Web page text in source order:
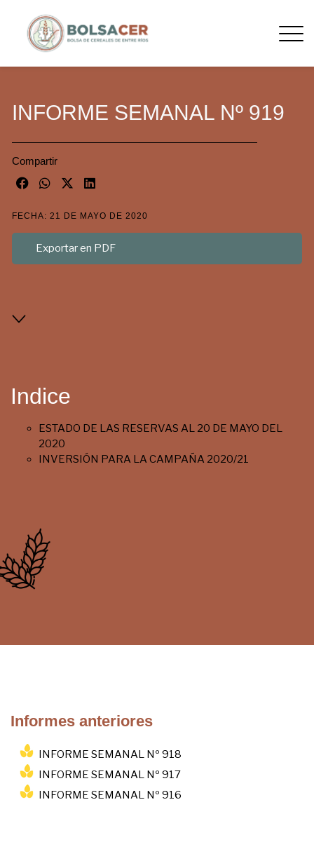
INFORME SEMANAL Nº 919
Compartir
FECHA: 21 DE MAYO DE 2020
Exportar en PDF
Indice
ESTADO DE LAS RESERVAS AL 20 DE MAYO DEL
2020
INVERSIÓN PARA LA CAMPAÑA 2020/21
Informes anteriores
INFORME SEMANAL Nº 918
INFORME SEMANAL Nº 917
INFORME SEMANAL Nº 916